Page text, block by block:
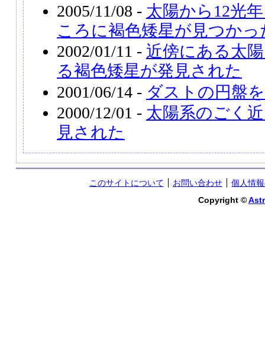
2005/11/08 - 太陽から12光
ころに褐色矮星が見つかっ
2002/01/11 - 近傍にある太
る褐色矮星が発見された
2001/06/14 - ダストの円盤
2000/12/01 - 太陽系のごく
見された
このサイトについて お問い合わせ
個人情
Copyright ©